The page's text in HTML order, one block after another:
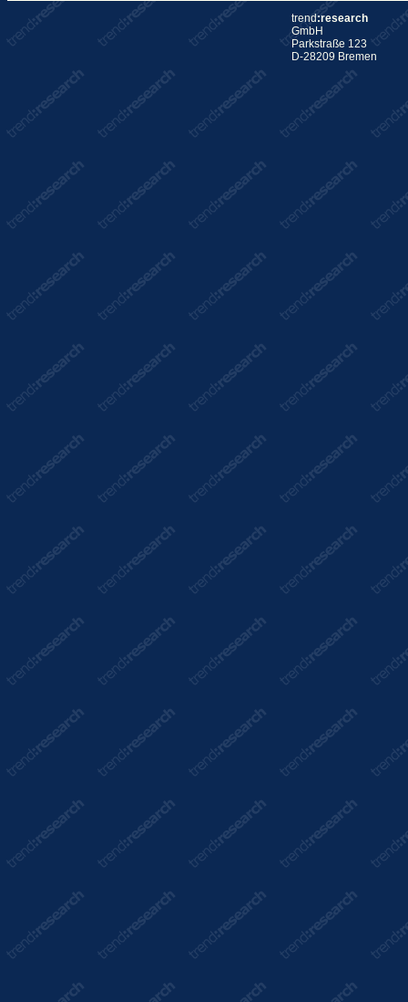
trend:research
GmbH
Parkstraße 123
D-28209 Bremen